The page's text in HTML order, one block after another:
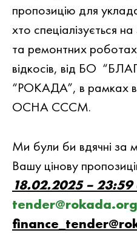
пропозицiю для
хто спеціалізується
та ремонтних
відкосів, вiд БО
“РОКАДА”, в рамках
ОСНА СССМ.
Ми були би вдячнi за
Вашу цiнову
18.02.2025 – 23:59